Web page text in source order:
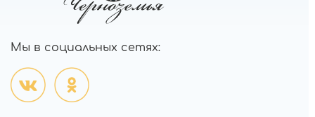
Мы в социальных сетях: